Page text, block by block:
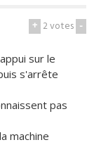
+ 2votes -
sur le
s'arrête
pas
machine